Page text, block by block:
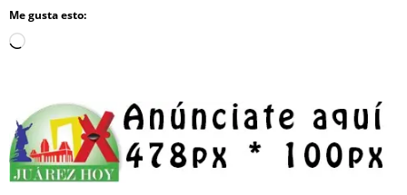
Me gusta esto:
Loading…